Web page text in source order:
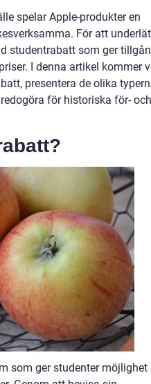
spelar Apple-produkter en
För att
studentrabatt som ger
I denna artikel kommer
presentera de olika
för historiska för- och
som ger studenter möjlighet